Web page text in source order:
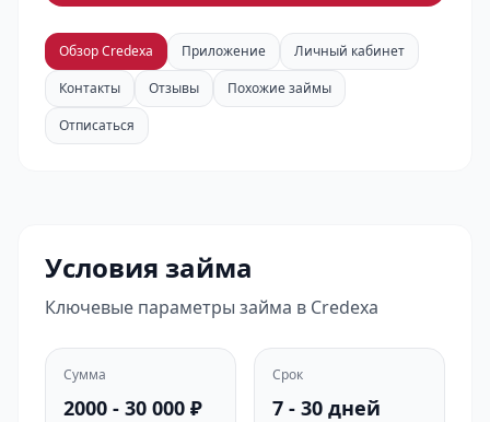
Обзор Credexa Приложение
Личный кабинет
Контакты
Отзывы
Похожие займы
Отписаться
Условия займа
Ключевые параметры займа в Credexa
Сумма
2000 - 30 000 ₽
Срок
7 - 30 дней